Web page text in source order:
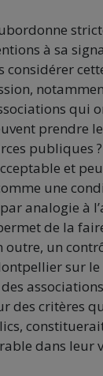
à sa
considérer
qui
prendre
publiques ?
et
une
analogie à
de la
outre, un
sur le
des critères
dans leur